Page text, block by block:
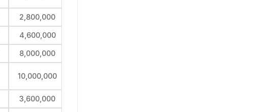
2,800,000
4,600,000
8,000,000
10,000,000
3,600,000